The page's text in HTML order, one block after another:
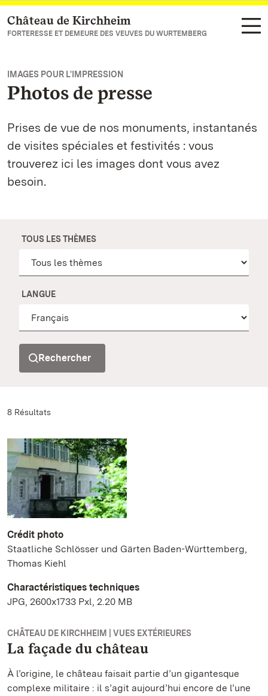
Vers la page d’accueil
Château de Kirchheim
FORTERESSE ET DEMEURE DES VEUVES DU WURTEMBERG
IMAGES POUR L'IMPRESSION
Photos de presse
Prises de vue de nos monuments, instantanés
de visites spéciales et festivités : vous
trouverez ici les images dont vous avez
besoin.
TOUS LES THÈMES
LANGUE
Rechercher
8 Résultats
Crédit photo
Staatliche Schlösser und Gärten Baden-Württemberg,
Thomas Kiehl
Charactéristiques techniques
JPG, 2600x1733 Pxl, 2.20 MB
CHÂTEAU DE KIRCHHEIM | VUES EXTÉRIEURES
La façade du château
À l’origine, le château faisait partie d’un gigantesque
complexe militaire : il s’agit aujourd’hui encore de l’une